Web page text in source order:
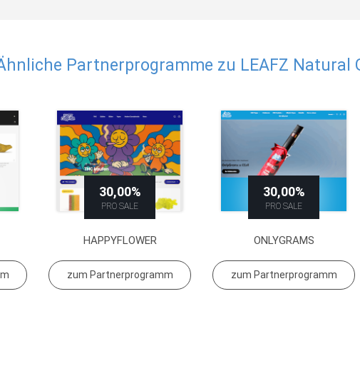
Partnerprogramme zu LEAFZ Natural
30,00%
PRO SALE
HAPPYFLOWER
zum Partnerprogramm
30,00%
PRO SALE
ONLYGRAMS
zum Partnerprogramm